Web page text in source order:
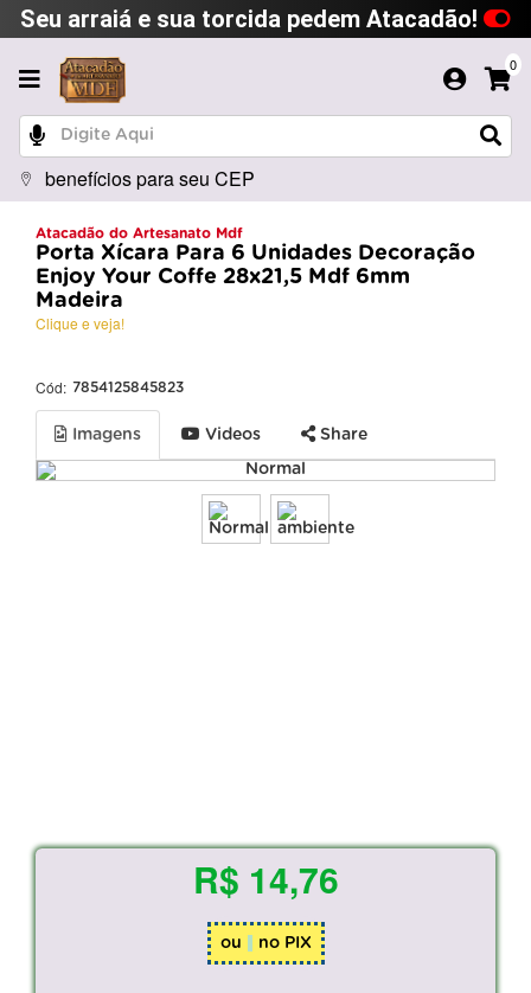
Seu arraiá e sua torcida pedem Atacadão!
0
benefícios para seu CEP
Atacadão do Artesanato Mdf
Porta Xícara Para 6 Unidades Decoração
Enjoy Your Coffe 28x21,5 Mdf 6mm
Madeira
Clique e veja!
Cód: 7854125845823
Imagens Videos Share
R$ 14,76
ou no PIX